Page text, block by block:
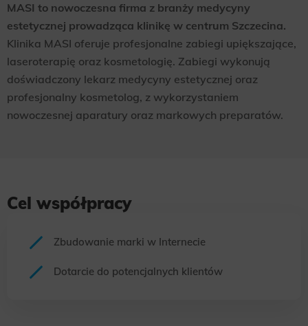
MASI to nowoczesna firma z branży medycyny
estetycznej prowadząca klinikę w centrum Szczecina.
Klinika MASI oferuje profesjonalne zabiegi upiększające,
laseroterapię oraz kosmetologię. Zabiegi wykonują
doświadczony lekarz medycyny estetycznej oraz
profesjonalny kosmetolog, z wykorzystaniem
nowoczesnej aparatury oraz markowych preparatów.
Cel współpracy
Zbudowanie marki w Internecie
Dotarcie do potencjalnych klientów